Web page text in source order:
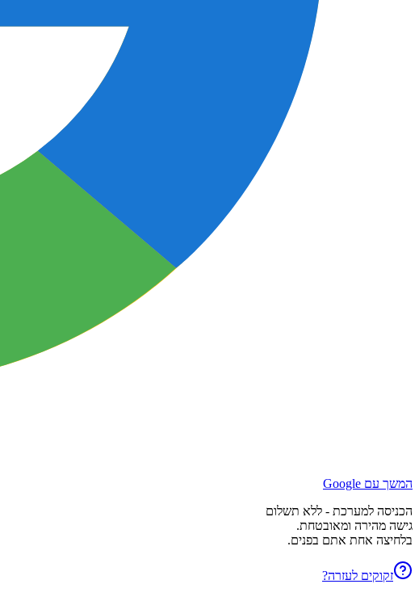
המשך עם Google
הכניסה למערכת - ללא תשלום
גישה מהירה ומאובטחת.
בלחיצה אחת אתם בפנים.
זקוקים לעזרה?